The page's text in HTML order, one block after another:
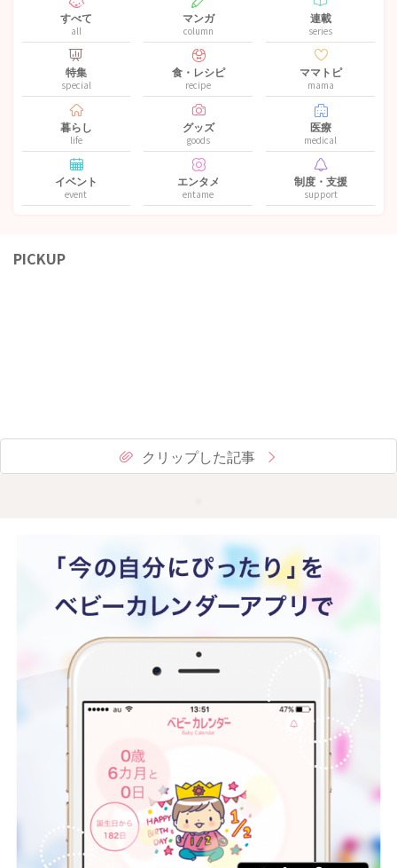
すべて
all
マンガ
column
連載
series
特集
special
食・レシピ
recipe
ママトピ
mama
暮らし
life
グッズ
goods
医療
medical
イベント
event
エンタメ
entame
制度・支援
support
PICKUP
クリップした記事